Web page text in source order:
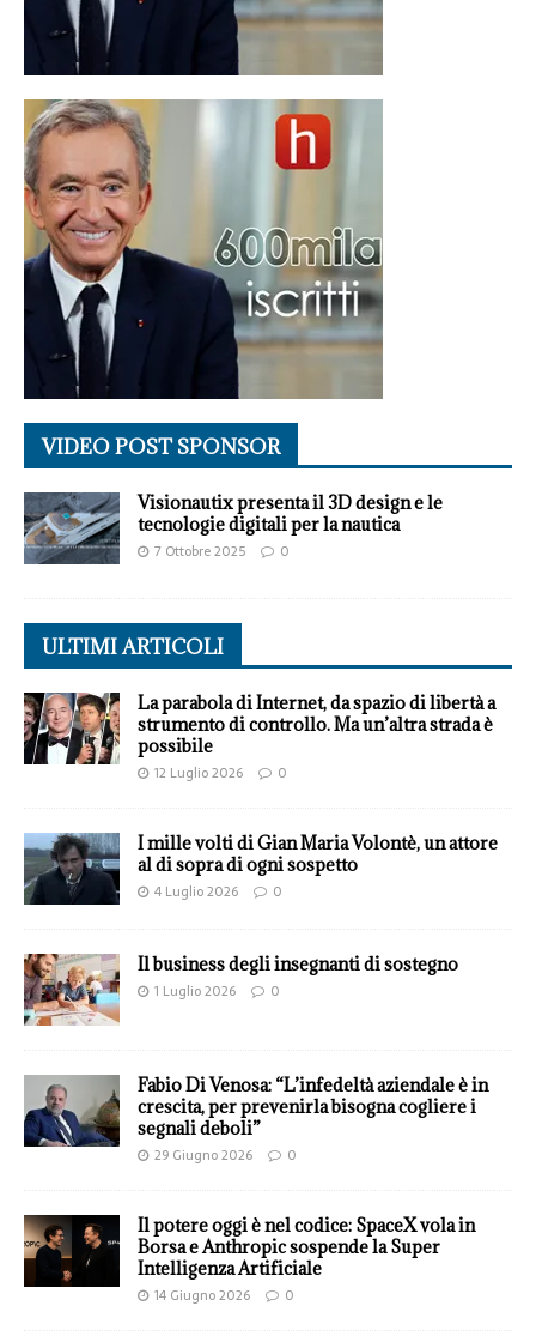
VIDEO POST SPONSOR
Visionautix presenta il 3D design e le
tecnologie digitali per la nautica
7 Ottobre 2025 0
ULTIMI ARTICOLI
La parabola di Internet, da spazio di libertà a
strumento di controllo. Ma un’altra strada è
possibile
12 Luglio 2026 0
I mille volti di Gian Maria Volontè, un attore
al di sopra di ogni sospetto
4 Luglio 2026 0
Il business degli insegnanti di sostegno
1 Luglio 2026 0
Fabio Di Venosa: “L’infedeltà aziendale è in
crescita, per prevenirla bisogna cogliere i
segnali deboli”
29 Giugno 2026 0
Il potere oggi è nel codice: SpaceX vola in
Borsa e Anthropic sospende la Super
Intelligenza Artificiale
14 Giugno 2026 0